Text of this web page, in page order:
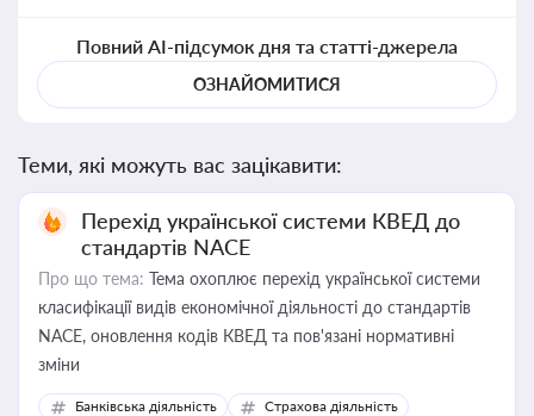
Повний AI-підсумок дня та статті-джерела
ОЗНАЙОМИТИСЯ
Теми, які можуть вас зацікавити:
Перехід української системи КВЕД до
стандартів NACE
Про що тема: Тема охоплює перехід української системи
класифікації видів економічної діяльності до стандартів
NACE, оновлення кодів КВЕД та пов'язані нормативні
зміни
Банківська діяльність
Страхова діяльність